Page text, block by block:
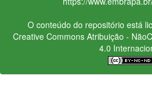
O conteúdo do repositório está
Creative CommonsAtribuição -
4.0